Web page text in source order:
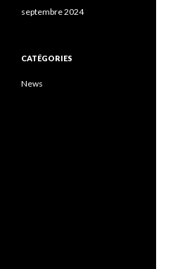
septembre 2024
CATÉGORIES
News